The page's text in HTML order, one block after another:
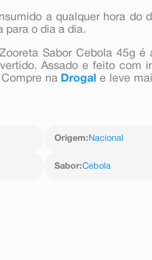
a qualquer hora do
para o dia a dia.
Sabor Cebola 45g
Assado e feito com
na Drogal
e leve
Origem: Nacional
Sabor:Cebola